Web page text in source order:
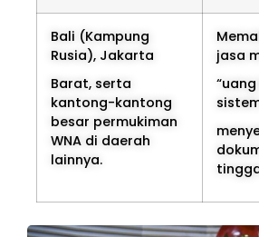
Bali (Kampung
Rusia), Jakarta
Barat, serta
kantong-kantong
besar permukiman
WNA di daerah
lainnya.
jasa